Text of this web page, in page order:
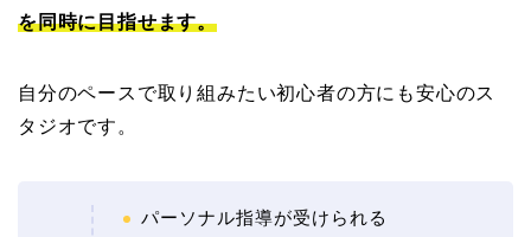
を同時に目指せます。
自分のペースで取り組みたい初心者の方にも安心のス
タジオです。
パーソナル指導が受けられる